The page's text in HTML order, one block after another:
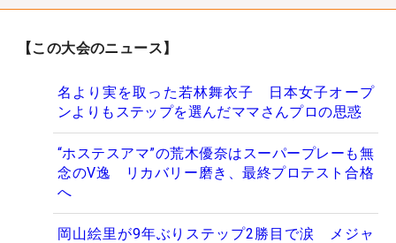
【この大会のニュース】
名より実を取った若林舞衣子 日本女子オープ
ンよりもステップを選んだママさんプロの思惑
“ホステスアマ”の荒木優奈はスーパープレーも無
念のV逸 リカバリー磨き、最終プロテスト合格
へ
岡山絵里が9年ぶりステップ2勝目で涙 メジャ